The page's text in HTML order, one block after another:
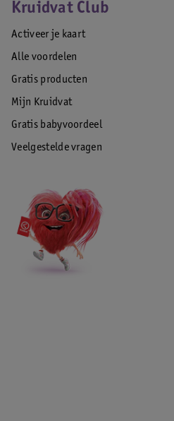
Kruidvat Club
Activeer je kaart
Alle voordelen
Gratis producten
Mijn Kruidvat
Gratis babyvoordeel
Veelgestelde vragen